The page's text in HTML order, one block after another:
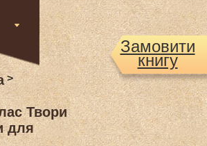
>
Твори
для
Замовити
книгу